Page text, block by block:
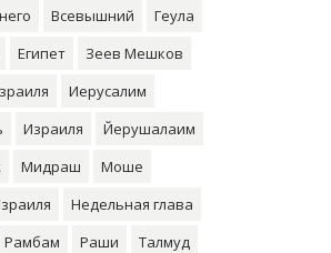
Всевышний
Геула
Египет
Зеев Мешков
Иерусалим
Израиля
Йерушалаим
Мидраш
Моше
Недельная глава
Рамбам Раши
Талмуд